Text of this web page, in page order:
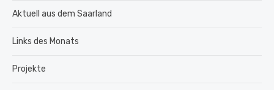
Aktuell aus dem Saarland
Links des Monats
Projekte